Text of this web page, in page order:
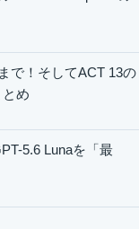
で！そしてACT 13の
め
5.6 Lunaを「最